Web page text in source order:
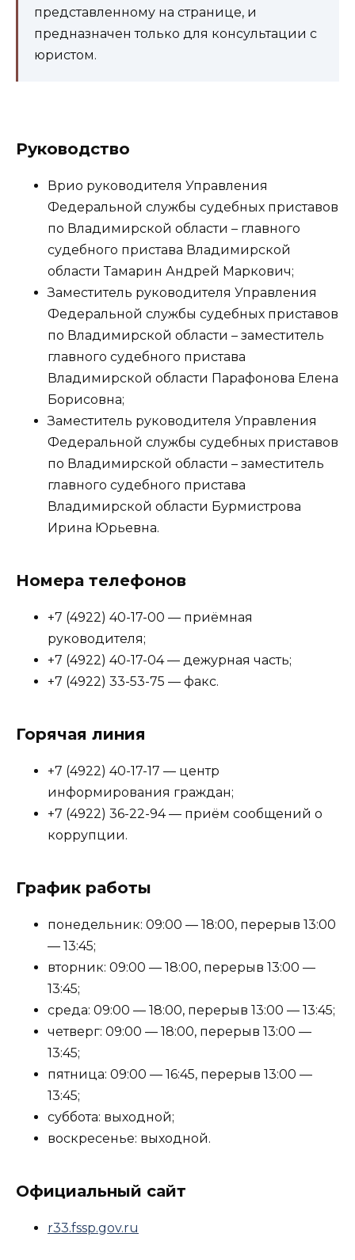
представленному на странице, и
предназначен только для консультации с
юристом.
Руководство
Врио руководителя Управления
Федеральной службы судебных приставов
по Владимирской области – главного
судебного пристава Владимирской
области Тамарин Андрей Маркович;
Заместитель руководителя Управления
Федеральной службы судебных приставов
по Владимирской области – заместитель
главного судебного пристава
Владимирской области Парафонова Елена
Борисовна;
Заместитель руководителя Управления
Федеральной службы судебных приставов
по Владимирской области – заместитель
главного судебного пристава
Владимирской области Бурмистрова
Ирина Юрьевна.
Номера телефонов
+7 (4922) 40-17-00 — приёмная
руководителя;
+7 (4922) 40-17-04 — дежурная часть;
+7 (4922) 33-53-75 — факс.
Горячая линия
+7 (4922) 40-17-17 — центр
информирования граждан;
+7 (4922) 36-22-94 — приём сообщений о
коррупции.
График работы
понедельник: 09:00 — 18:00, перерыв 13:00
— 13:45;
вторник: 09:00 — 18:00, перерыв 13:00 —
13:45;
среда: 09:00 — 18:00, перерыв 13:00 — 13:45;
четверг: 09:00 — 18:00, перерыв 13:00 —
13:45;
пятница: 09:00 — 16:45, перерыв 13:00 —
13:45;
суббота: выходной;
воскресенье: выходной.
Официальный сайт
r33.fssp.gov.ru